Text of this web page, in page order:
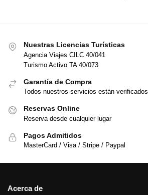
Nuestras Licencias Turísticas
Agencia Viajes CILC 40/041
Turismo Activo TA 40/073
Garantía de Compra
Todos nuestros servicios están verificados
Reservas Online
Reserva desde cualquier lugar
Pagos Admitidos
MasterCard / Visa / Stripe / Paypal
Acerca de